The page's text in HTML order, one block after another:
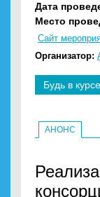
Дата
Место
Сайт
Организатор:
Будь в
АНОНС